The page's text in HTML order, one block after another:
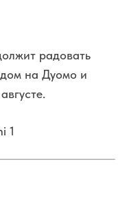
радовать
на Дуомо и
1